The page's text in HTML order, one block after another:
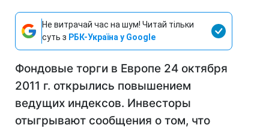
Не витрачай час на шум! Читай тільки
суть з РБК-Україна у Google
Фондовые торги в Европе 24 октября
2011 г. открылись повышением
ведущих индексов. Инвесторы
отыгрывают сообщения о том, что